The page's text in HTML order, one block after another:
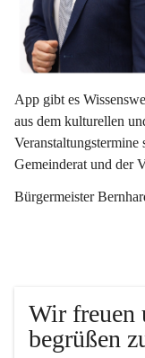
App gibt es
aus dem kulturellen
Gemeinderat und der
Bürgermeister
Wir freuen
begrüßen